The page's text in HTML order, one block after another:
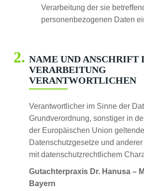
Verarbeitung der sie
personenbezogenen Daten
NAME UND ANSCHRIFT
VERARBEITUNG
VERANTWORTLICHEN
Verantwortlicher im Sinne der
Grundverordnung, sonstiger in
der Europäischen Union
Datenschutzgesetze und
mit datenschutzrechtlichem
Gutachterpraxis Dr. Hanusa –
Bayern